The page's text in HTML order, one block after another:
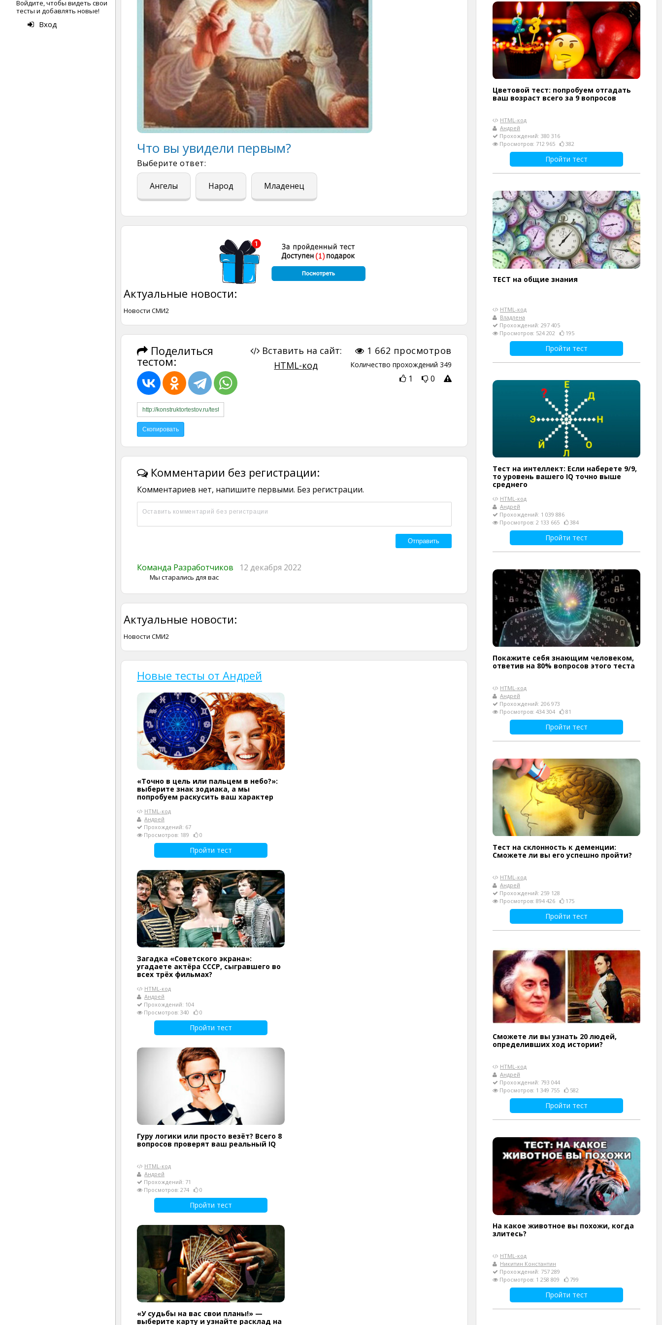
Войдите, чтобы видеть свои
тесты и добавлять новые!
Вход
Что вы увидели первым?
Выберите ответ:
Ангелы Народ Младенец
Актуальные новости:
Новости СМИ2
Поделиться
тестом:
1 662 просмотров
Количество прохождений 349
1 0
Вставить на сайт:
HTML-код
Комментарии без регистрации:
Комментариев нет, напишите первыми. Без регистрации.
Команда Разработчиков 12 декабря 2022
Мы старались для вас
Актуальные новости:
Новости СМИ2
Новые тесты от Андрей
«Точно в цель или пальцем в небо?»:
выберите знак зодиака, а мы
попробуем раскусить ваш характер
HTML-код
Андрей
Прохождений: 67
Просмотров: 189
0
Пройти тест
Загадка «Советского экрана»:
угадаете актёра СССР, сыгравшего во
всех трёх фильмах?
HTML-код
Андрей
Прохождений: 104
Просмотров: 340
0
Пройти тест
Гуру логики или просто везёт? Всего 8
вопросов проверят ваш реальный IQ
HTML-код
Андрей
Прохождений: 71
Просмотров: 274
0
Пройти тест
«У судьбы на вас свои планы!» —
выберите карту и узнайте расклад на
Цветовой тест: попробуем отгадать
ваш возраст всего за 9 вопросов
HTML-код
Андрей
Прохождений: 380 316
Просмотров: 712 965
382
Пройти тест
ТЕСТ на общие знания
HTML-код
Владлена
Прохождений: 297 405
Просмотров: 524 202
195
Пройти тест
Тест на интеллект: Если наберете 9/9,
то уровень вашего IQ точно выше
среднего
HTML-код
Андрей
Прохождений: 1 039 886
Просмотров: 2 133 665
384
Пройти тест
Покажите себя знающим человеком,
ответив на 80% вопросов этого теста
HTML-код
Андрей
Прохождений: 206 973
Просмотров: 434 304
81
Пройти тест
Тест на склонность к деменции:
Сможете ли вы его успешно пройти?
HTML-код
Андрей
Прохождений: 259 128
Просмотров: 894 426
175
Пройти тест
Сможете ли вы узнать 20 людей,
определивших ход истории?
HTML-код
Андрей
Прохождений: 793 044
Просмотров: 1 349 755
582
Пройти тест
На какое животное вы похожи, когда
злитесь?
HTML-код
Никитин Константин
Прохождений: 757 289
Просмотров: 1 258 809
799
Пройти тест